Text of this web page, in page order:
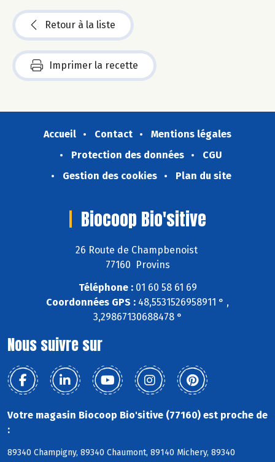
Retour à la liste
Imprimer la recette
Accueil Contact
Mentions légales
Protection des données
CGU
Gestion des cookies
Plan du site
Biocoop Bio'sitive
26 Route de Champbenoist
77160 Provins
Téléphone :01 60 58 61 69
Coordonnées GPS : 48,5531526958911 ° ,
3,29867130688478 °
Nous suivre sur
Votre magasin Biocoop Bio'sitive (77160) est proche de
:
89340 Champigny, 89340 Chaumont, 89140 Michery, 89340